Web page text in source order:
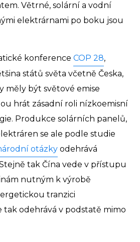
Větrné, solární a vodní
elektrárnami po boku jsou
konference COP 28,
států světa včetně Česka,
měly být světové emise
hrát zásadní roli nízkoemisní
Produkce solárních panelů,
se ale podle studie
otázky odehrává
tak Čína vede v přístupu
nutným k výrobě
tranzici
tak odehrává v podstatě mimo